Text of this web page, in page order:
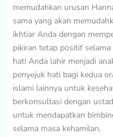
memudahkan urusan
sama yang akan
ikhtiar Anda dengan
pikiran tetap positif
hati Anda lahir menjadi
penyejuk hati bagi kedua
islami lainnya untuk
berkonsultasi dengan
untuk mendapatkan
selama masa kehamilan.